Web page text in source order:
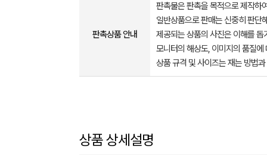
판촉상품 안내
판촉물은 판촉을 목적으로 제작하
일반상품으로 판매는 신중히 판단
제공되는 상품의 사진은 이해를
모니터의 해상도, 이미지의 품질
상품 규격 및 사이즈는 재는 방법
상품 상세설명